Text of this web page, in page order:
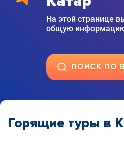
На этой странице
общую
ПОИСК ПО
Горящие туры в